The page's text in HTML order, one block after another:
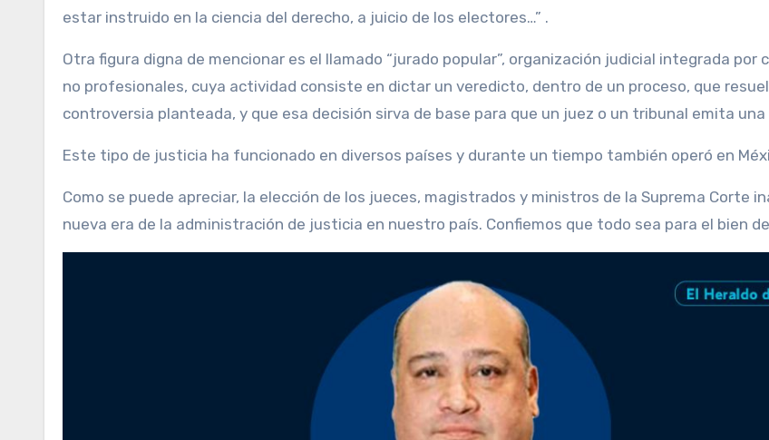
estar instruido en la ciencia del derecho, a juicio de los electores…” .
Otra figura digna de mencionar es el llamado “jurado popular”, organización judicial integrada por
no profesionales, cuya actividad consiste en dictar un veredicto, dentro de un proceso, que
controversia planteada, y que esa decisión sirva de base para que un juez o un tribunal emita
Este tipo de justicia ha funcionado en diversos países y durante un tiempo también operó en
Como se puede apreciar, la elección de los jueces, magistrados y ministros de la Suprema Corte
nueva era de la administración de justicia en nuestro país. Confiemos que todo sea para el bien